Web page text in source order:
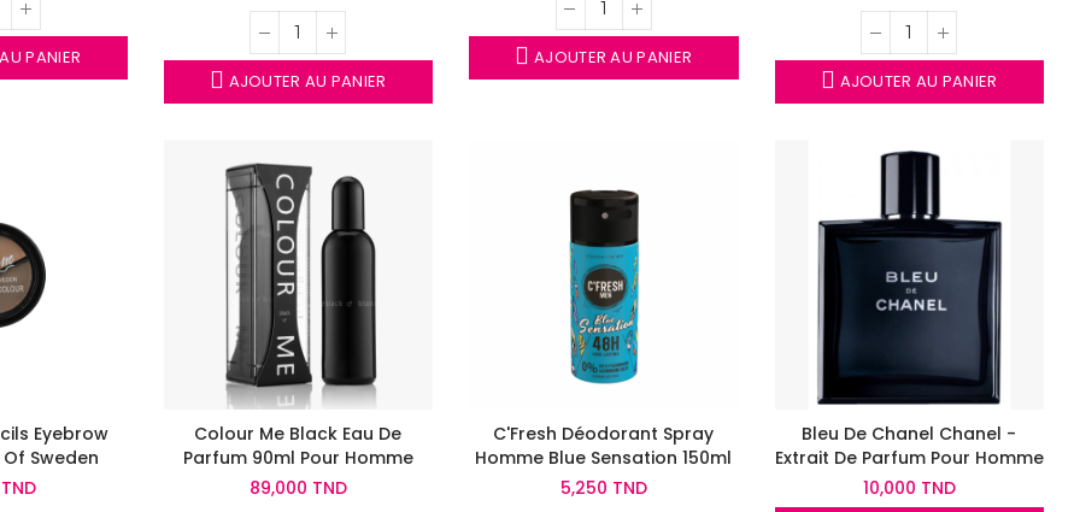
PANIER
AJOUTER AU PANIER
AJOUTER AU PANIER
AJOUTER AU PANIER
Eyebrow
Sweden
Colour Me Black Eau De
Parfum 90ml Pour Homme
89,000 TND
C'Fresh Déodorant Spray
Homme Blue Sensation 150ml
5,250 TND
Bleu De Chanel Chanel -
Extrait De Parfum Pour Homme
10,000 TND